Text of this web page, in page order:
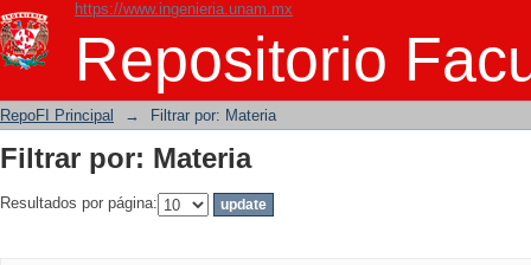
https://www.ingenieria.unam.mx
Repositorio
Filtrar por: Materia
RepoFI Principal → Filtrar por: Materia
Filtrar por: Materia
Resultados por página: